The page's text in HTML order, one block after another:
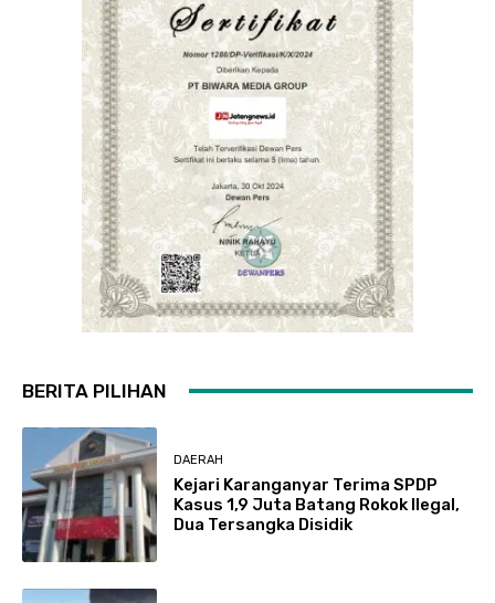
BERITA PILIHAN
DAERAH
Kejari Karanganyar Terima SPDP
Kasus 1,9 Juta Batang Rokok Ilegal,
Dua Tersangka Disidik